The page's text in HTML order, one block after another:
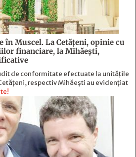
în Muscel. La Cetăţeni, opinie cu
financiare, la Mihăeşti,
de conformitate efectuate la unitățile
respectiv Mihăești au evidențiat